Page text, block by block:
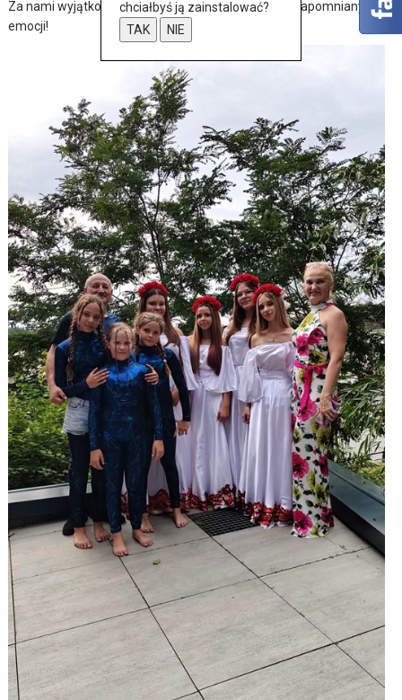
Za nami wyjątkowy dzień pełen muzyki, tańca i niezapomnianych
emocji!
chciałbyś ją zainstalować?
TAK
NIE